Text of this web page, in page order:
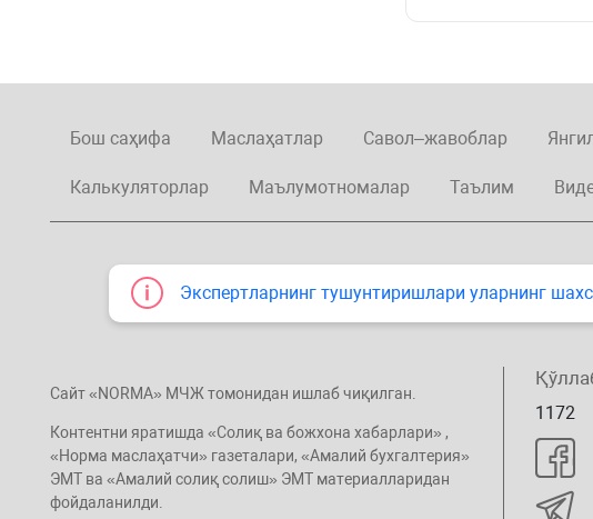
Бош саҳифа Маслаҳатлар Савол–жавоблар
Калькуляторлар Маълумотномалар Таълим
Экспертларнинг тушунтиришлари уларнинг
Сайт «NORMA» МЧЖ томонидан ишлаб чиқилган.
Контентни яратишда «Солиқ ва божхона хабарлари» ,
«Норма маслаҳатчи» газеталари, «Амалий бухгалтерия»
ЭМТ ва «Амалий солиқ солиш» ЭМТ материалларидан
фойдаланилди.
1172